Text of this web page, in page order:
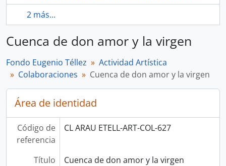
2 más...
Cuenca de don amor y la virgen
Fondo Eugenio Téllez
Actividad Artística
Colaboraciones
Cuenca de don amor y la virgen
Área de identidad
Código de
referencia
CL ARAU ETELL-ART-COL-627
Título
Cuenca de don amor y la virgen